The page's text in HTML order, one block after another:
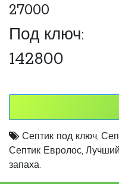
27000
Под ключ:
142800
Септик под ключ,
Септик Евролос,
запаха.